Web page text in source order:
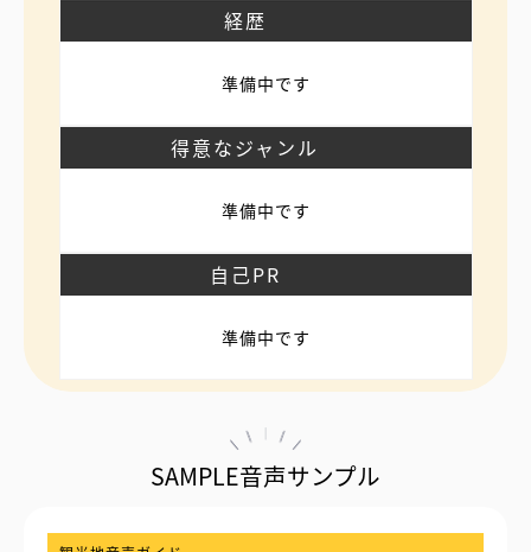
経歴
準備中です
得意なジャンル
準備中です
自己PR
準備中です
SAMPLE音声サンプル